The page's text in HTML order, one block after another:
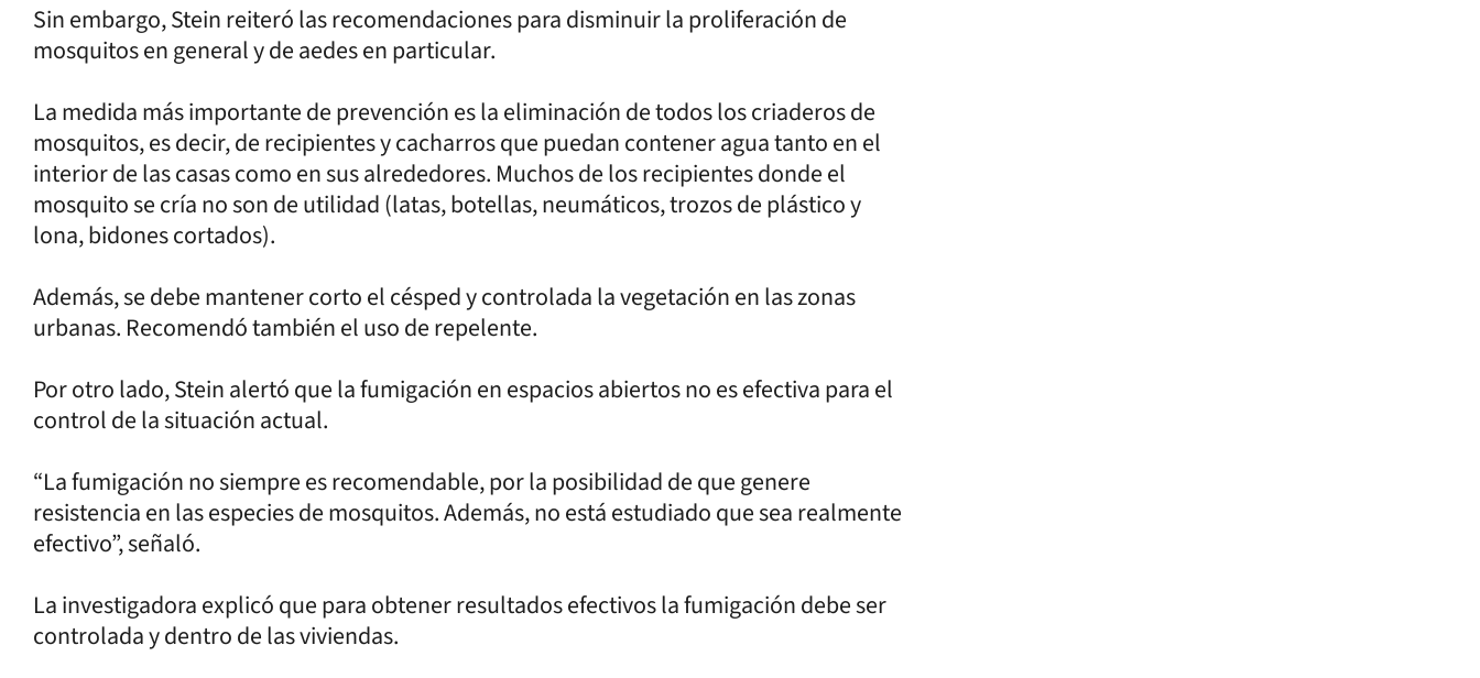
Sin embargo, Stein reiteró las recomendaciones para disminuir la proliferación de
mosquitos en general y de aedes en particular.
La medida más importante de prevención es la eliminación de todos los criaderos de
mosquitos, es decir, de recipientes y cacharros que puedan contener agua tanto en el
interior de las casas como en sus alrededores. Muchos de los recipientes donde el
mosquito se cría no son de utilidad (latas, botellas, neumáticos, trozos de plástico y
lona, bidones cortados).
Además, se debe mantener corto el césped y controlada la vegetación en las zonas
urbanas. Recomendó también el uso de repelente.
Por otro lado, Stein alertó que la fumigación en espacios abiertos no es efectiva para el
control de la situación actual.
“La fumigación no siempre es recomendable, por la posibilidad de que genere
resistencia en las especies de mosquitos. Además, no está estudiado que sea realmente
efectivo”, señaló.
La investigadora explicó que para obtener resultados efectivos la fumigación debe ser
controlada y dentro de las viviendas.